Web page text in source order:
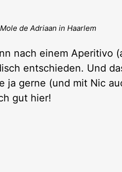
de Adriaan in Haarlem
nach einem Aperitivo
entschieden. Und
ja gerne (und mit Nic
gut hier!